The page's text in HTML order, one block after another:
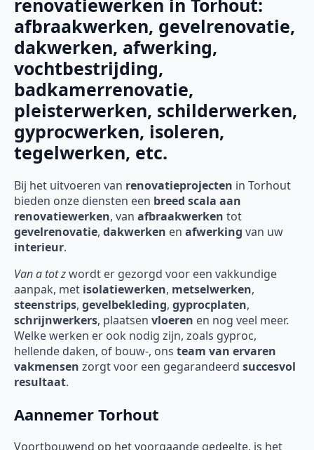
renovatiewerken in Torhout:
afbraakwerken, gevelrenovatie,
dakwerken, afwerking,
vochtbestrijding,
badkamerrenovatie,
pleisterwerken, schilderwerken,
gyprocwerken, isoleren,
tegelwerken, etc.
Bij het uitvoeren van renovatieprojecten in Torhout
bieden onze diensten een breed scala aan
renovatiewerken, van afbraakwerken tot
gevelrenovatie, dakwerken en afwerking van uw
interieur.
Van a tot zwordt er gezorgd voor een vakkundige
aanpak, met isolatiewerken, metselwerken,
steenstrips, gevelbekleding, gyprocplaten,
schrijnwerkers, plaatsen vloeren en nog veel meer.
Welke werken er ook nodig zijn, zoals gyproc,
hellende daken, of bouw-, ons team van ervaren
vakmensen zorgt voor een gegarandeerd succesvol
resultaat.
Aannemer Torhout
Voortbouwend op het voorgaande gedeelte, is het